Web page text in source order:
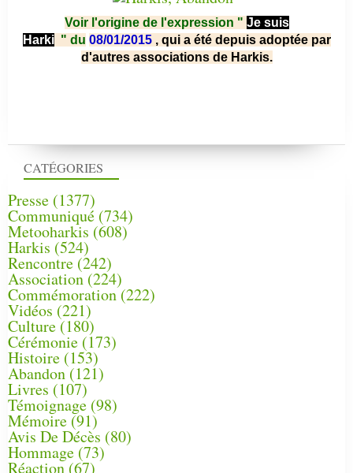
CATÉGORIES
Presse (1377)
Communiqué (734)
Metooharkis (608)
Harkis (524)
Rencontre (242)
Association (224)
Commémoration(222)
Vidéos (221)
Culture(180)
Cérémonie (173)
Histoire (153)
Abandon(121)
Livres (107)
Témoignage (98)
Mémoire (91)
Avis De Décès (80)
Hommage (73)
Réaction(67)
Voir l'origine de l'expression " Je suis
Harki " du 08/01/2015 , qui a été depuis adoptée par
d'autres associations de Harkis.